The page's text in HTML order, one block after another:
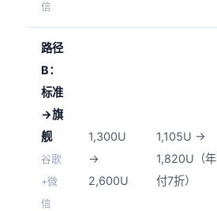
信
路径
B：
标准
→旗
舰
谷歌
+微
信
1,300U
→
2,600U
1,105U →
1,820U（年
付7折）